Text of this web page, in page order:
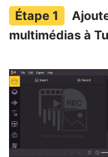
multimédias à